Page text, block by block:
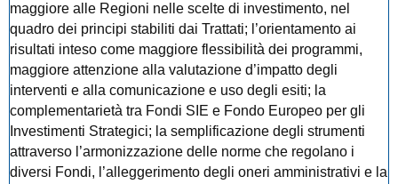
maggiore alle Regioni nelle scelte di investimento, nel
quadro dei principi stabiliti dai Trattati; l’orientamento ai
risultati inteso come maggiore flessibilità dei programmi,
maggiore attenzione alla valutazione d’impatto degli
interventi e alla comunicazione e uso degli esiti; la
complementarietà tra Fondi SIE e Fondo Europeo per gli
Investimenti Strategici; la semplificazione degli strumenti
attraverso l’armonizzazione delle norme che regolano i
diversi Fondi, l’alleggerimento degli oneri amministrativi e la